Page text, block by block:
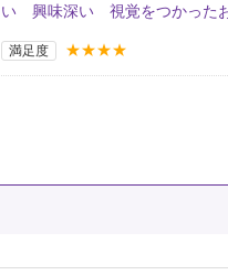
い 興味深い 視覚をつかったお
満足度 ★★★★